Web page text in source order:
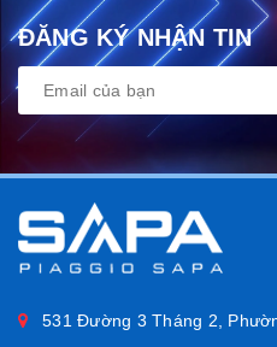
Sắc đen tối giản – Logo
Mũ khoác lên mình tông màu
một vẻ đẹp vượt thời gian, dễ
Phần nổi bật nhất là logo
tạo điểm nhấn thể thao và
cao cấp.
ĐĂNG KÝ NHẬN TIN
531 Đường 3 Tháng 2,